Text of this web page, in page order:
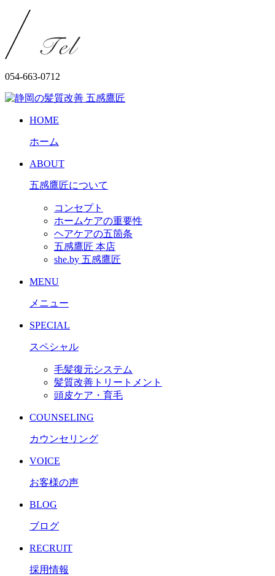
054-663-0712
HOME
ホーム
ABOUT
五感鷹匠について
コンセプト
ホームケアの重要性
ヘアケアの五箇条
五感鷹匠 本店
she.by 五感鷹匠
MENU
メニュー
SPECIAL
スペシャル
毛髪復元システム
髪質改善トリートメント
頭皮ケア・育毛
COUNSELING
カウンセリング
VOICE
お客様の声
BLOG
ブログ
RECRUIT
採用情報